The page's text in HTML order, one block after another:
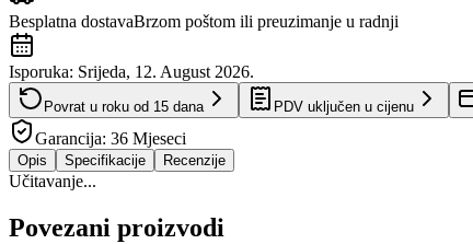
Besplatna dostavaBrzom poštom ili preuzimanje u radnji
Isporuka: Srijeda, 12. August 2026.
Povrat u roku od 15 dana PDV uključen u cijenu
Garancija: 36 Mjeseci
Opis Specifikacije Recenzije
Učitavanje...
Povezani proizvodi